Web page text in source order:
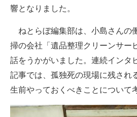
ビジネスと働き方のヒント
AI活用のいまが分かる
企業ITのトレンドを詳説
経営リーダーのコミュニティ
響となりました。
ねとらぼ編集部は、小島さんの
掃の会社「遺品整理クリーンサー
話をうかがいました。連続インタ
記事では、孤独死の現場に残され
生前やっておくべきことについて